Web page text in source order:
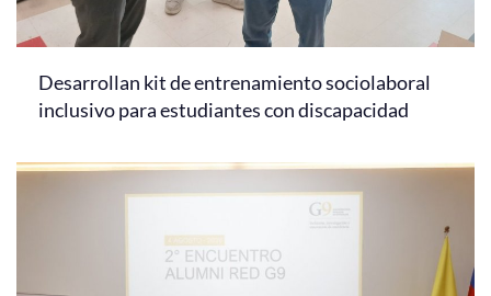
Desarrollan kit de entrenamiento sociolaboral
inclusivo para estudiantes con discapacidad